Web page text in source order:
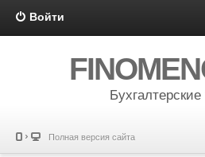
Войти
Бухгалтерские
Полная версия сайта